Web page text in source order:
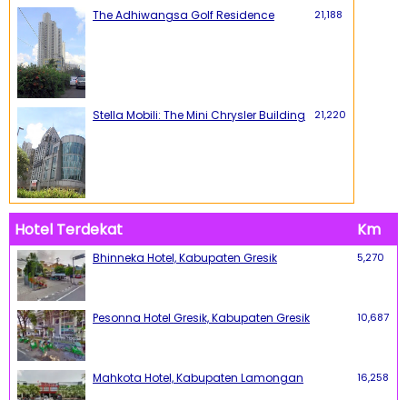
The Adhiwangsa Golf Residence 21,188
Stella Mobili: The Mini Chrysler Building 21,220
Hotel Terdekat Km
Bhinneka Hotel, Kabupaten Gresik 5,270
Pesonna Hotel Gresik, Kabupaten Gresik 10,687
Mahkota Hotel, Kabupaten Lamongan 16,258